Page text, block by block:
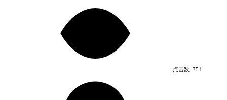
2020年的未来城市中，超自然科学研究组织(SRO)在
点击数: 751